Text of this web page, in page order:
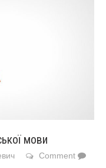
мови
Comment